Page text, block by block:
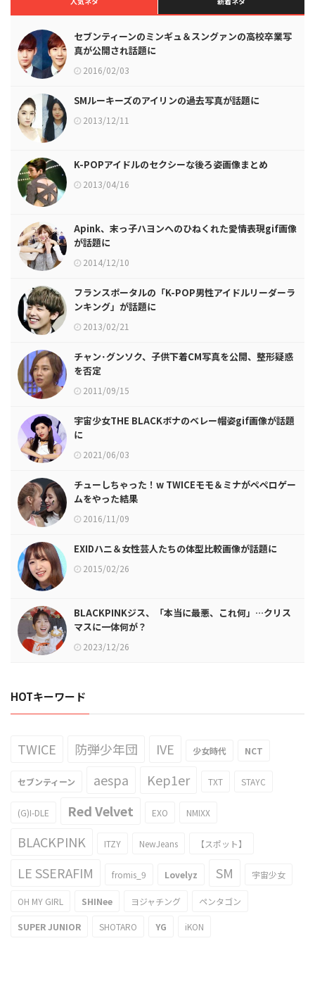
セブンティーンのミンギュ＆スングァンの高校卒業写
真が公開され話題に
2016/02/03
SMルーキーズのアイリンの過去写真が話題に
2013/12/11
K-POPアイドルのセクシーな後ろ姿画像まとめ
2013/04/16
Apink、末っ子ハヨンへのひねくれた愛情表現gif画像
が話題に
2014/12/10
フランスポータルの「K-POP男性アイドルリーダーラ
ンキング」が話題に
2013/02/21
チャン･グンソク、子供下着CM写真を公開、整形疑惑
を否定
2011/09/15
宇宙少女THE BLACKボナのベレー帽姿gif画像が話題
に
2021/06/03
チューしちゃった！w TWICEモモ＆ミナがペペロゲー
ムをやった結果
2016/11/09
EXIDハニ＆女性芸人たちの体型比較画像が話題に
2015/02/26
BLACKPINKジス、「本当に最悪、これ何」…クリス
マスに一体何が？
2023/12/26
HOTキーワード
TWICE 防弾少年団 IVE 少女時代 NCT
セブンティーン aespa Kep1er TXT STAYC
(G)I-DLE Red Velvet EXO NMIXX
BLACKPINK ITZY NewJeans 【スポット】
LE SSERAFIM fromis_9 Lovelyz SM 宇宙少女
OH MY GIRL SHINee ヨジャチング ペンタゴン
SUPER JUNIOR SHOTARO YG iKON